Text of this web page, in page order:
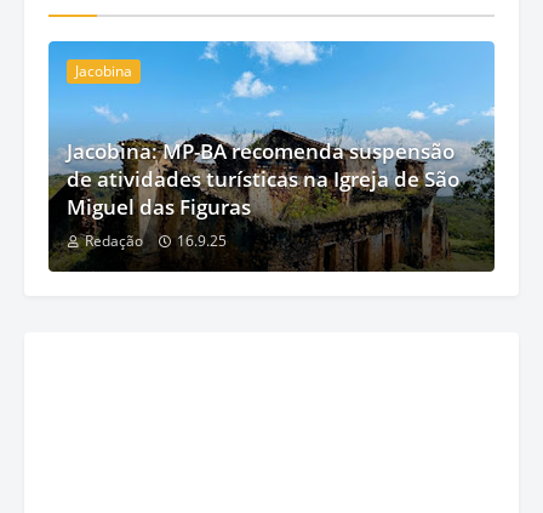
Jacobina
Jacobina: MP-BA recomenda suspensão
de atividades turísticas na Igreja de São
Miguel das Figuras
Redação 16.9.25